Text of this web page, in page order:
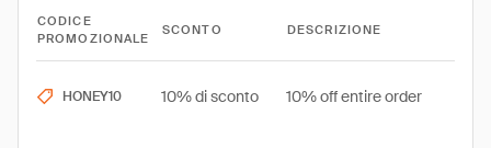
CODICE
PROMOZIONALE
SCONTO DESCRIZIONE
HONEY10 10% di sconto 10% off entire order